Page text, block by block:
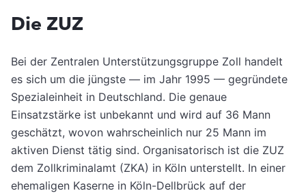
Die ZUZ
Bei der Zentralen Unterstützungsgruppe Zoll handelt
es sich um die jüngste — im Jahr 1995 — gegründete
Spezialeinheit in Deutschland. Die genaue
Einsatzstärke ist unbekannt und wird auf 36 Mann
geschätzt, wovon wahrscheinlich nur 25 Mann im
aktiven Dienst tätig sind. Organisatorisch ist die ZUZ
dem Zollkriminalamt (ZKA) in Köln unterstellt. In einer
ehemaligen Kaserne in Köln-Dellbrück auf der